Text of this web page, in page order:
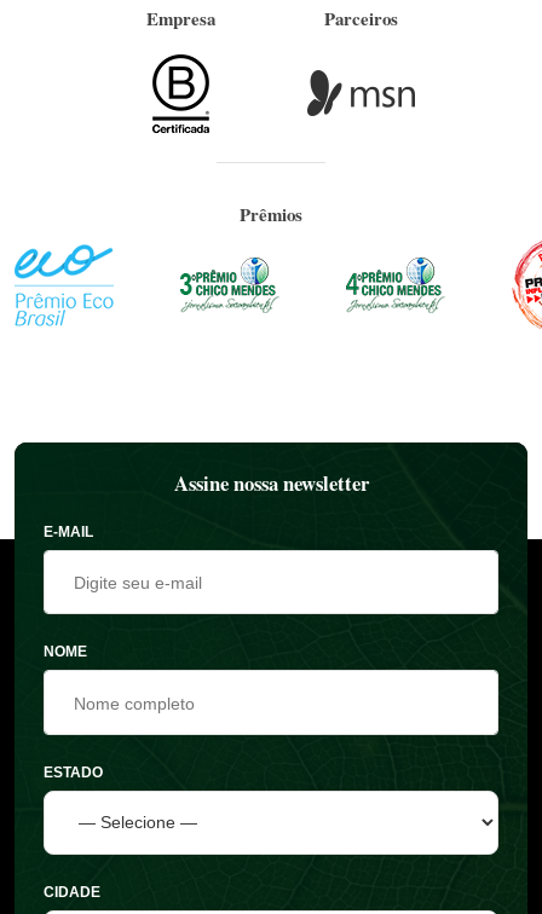
Empresa Parceiros
Prêmios
Assine nossa newsletter
E-MAIL
NOME
ESTADO
CIDADE